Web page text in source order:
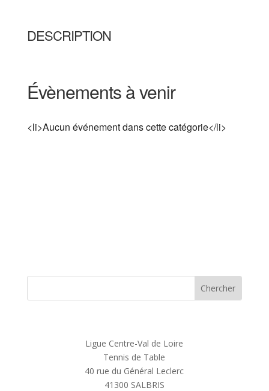
DESCRIPTION
Évènements à venir
<li>Aucun événement dans cette catégorie</li>
Ligue Centre-Val de Loire
Tennis de Table
40 rue du Général Leclerc
41300 SALBRIS